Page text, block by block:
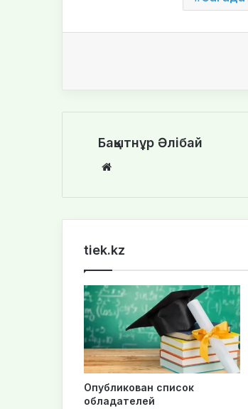
Бақытнұр Әлібай
te
tiek.kz
Опубликован список
обладателей